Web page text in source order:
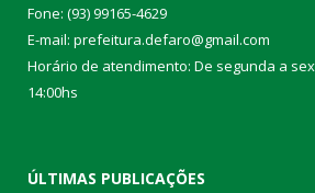
Fone: (93) 99165-4629
E-mail: prefeitura.defaro@gmail.com
Horário de atendimento: De segunda a
14:00hs
ÚLTIMAS PUBLICAÇÕES